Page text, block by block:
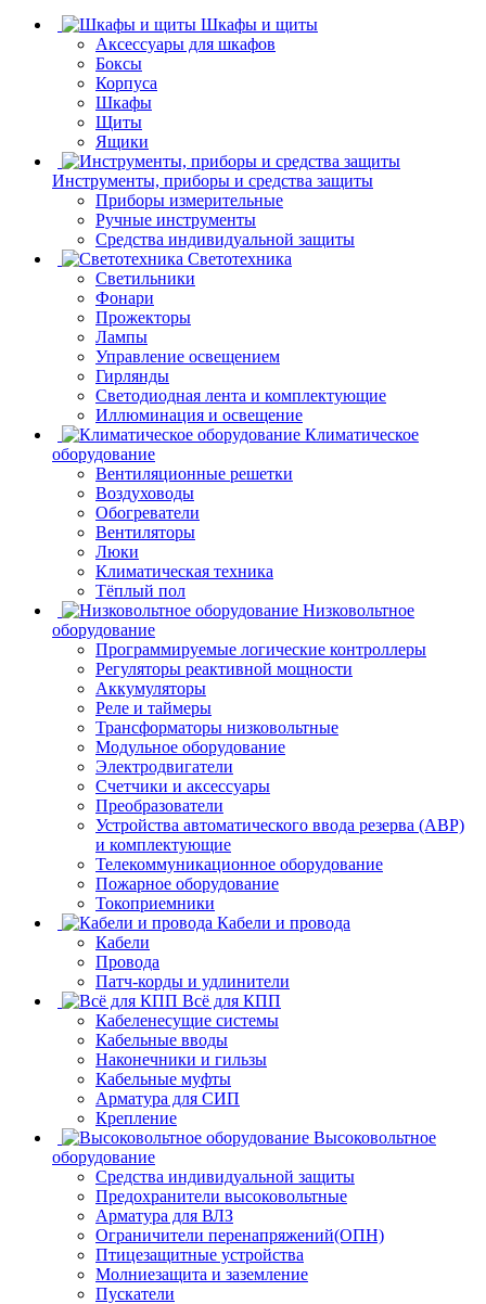
Шкафы и щиты
Аксессуары для шкафов
Боксы
Корпуса
Шкафы
Щиты
Ящики
Инструменты, приборы и средства защиты
Приборы измерительные
Ручные инструменты
Средства индивидуальной защиты
Светотехника
Светильники
Фонари
Прожекторы
Лампы
Управление освещением
Гирлянды
Светодиодная лента и комплектующие
Иллюминация и освещение
Климатическое
оборудование
Вентиляционные решетки
Воздуховоды
Обогреватели
Вентиляторы
Люки
Климатическая техника
Тёплый пол
Низковольтное
оборудование
Программируемые логические контроллеры
Регуляторы реактивной мощности
Аккумуляторы
Реле и таймеры
Трансформаторы низковольтные
Модульное оборудование
Электродвигатели
Счетчики и аксессуары
Преобразователи
Устройства автоматического ввода резерва (АВР)
и комплектующие
Телекоммуникационное оборудование
Пожарное оборудование
Токоприемники
Кабели и провода
Кабели
Провода
Патч-корды и удлинители
Всё для КПП
Кабеленесущие системы
Кабельные вводы
Наконечники и гильзы
Кабельные муфты
Арматура для СИП
Крепление
Высоковольтное
оборудование
Средства индивидуальной защиты
Предохранители высоковольтные
Арматура для ВЛЗ
Ограничители перенапряжений(ОПН)
Птицезащитные устройства
Молниезащита и заземление
Пускатели